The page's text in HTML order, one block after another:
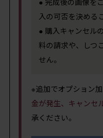
入の可否を決める
● 購入キャンセル
料の請求や、しつ
せん。
※追加でオプション
金が発生、キャンセ
承ください。